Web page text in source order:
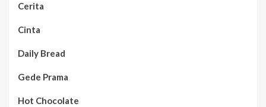
Cerita
Cinta
Daily Bread
Gede Prama
Hot Chocolate